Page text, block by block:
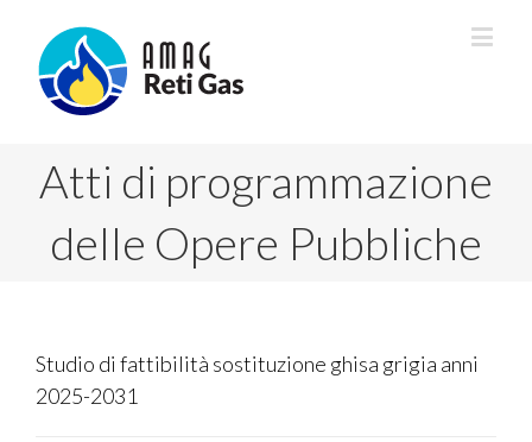
Atti di programmazione
delle Opere Pubbliche
Studio di fattibilità sostituzione ghisa grigia anni
2025-2031